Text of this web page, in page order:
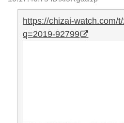
https://chizai-watch.com/
q=2019-92799